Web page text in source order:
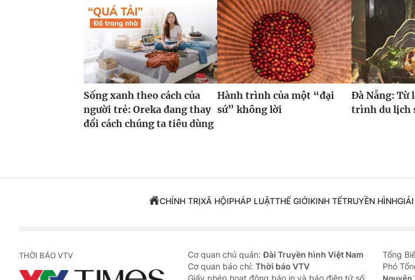
Sống xanh theo cách của
người trẻ: Oreka đang thay
đổi cách chúng ta tiêu dùng
Hành trình của một “đại
sứ” không lời
Đà Nẵng: Từ
trình du lịch
CHÍNH TRỊXÃ HỘIPHÁP LUẬTTHẾ GIỚIKINH TẾTRUYỀN HÌNH
THỜI BÁO VTV Cơ quan chủ quản:Đài Truyền hình Việt Nam
Cơ quan báo chí: Thời báo VTV
Tổng
Phó